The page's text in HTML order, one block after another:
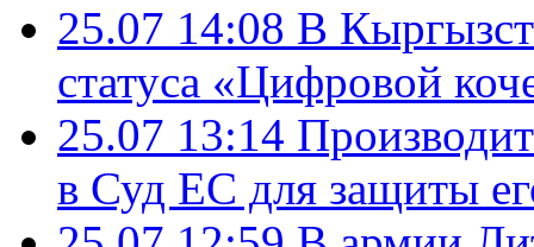
25.07 14:08 В
статуса «Цифровой
25.07 13:14
в Суд ЕС для защиты